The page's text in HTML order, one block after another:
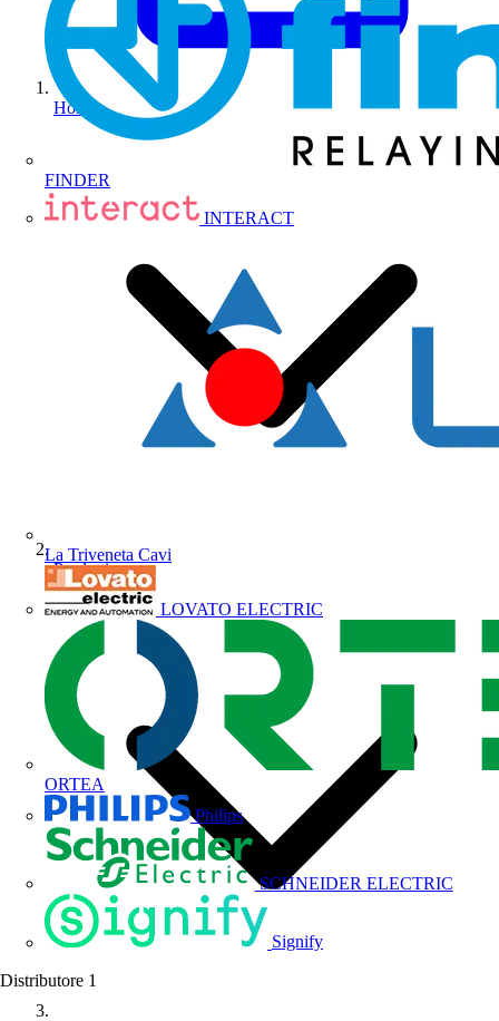
FINDER
INTERACT
La Triveneta Cavi
LOVATO ELECTRIC
ORTEA
Philips
SCHNEIDER ELECTRIC
Signify
Distributore 1
Home
Prodotti